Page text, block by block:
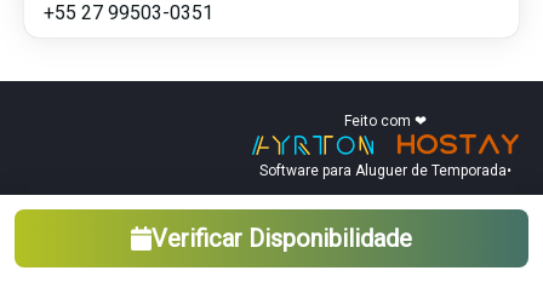
+55 27 99503-0351
Feito com ❤
Software para Aluguer de Temporada•
Verificar Disponibilidade